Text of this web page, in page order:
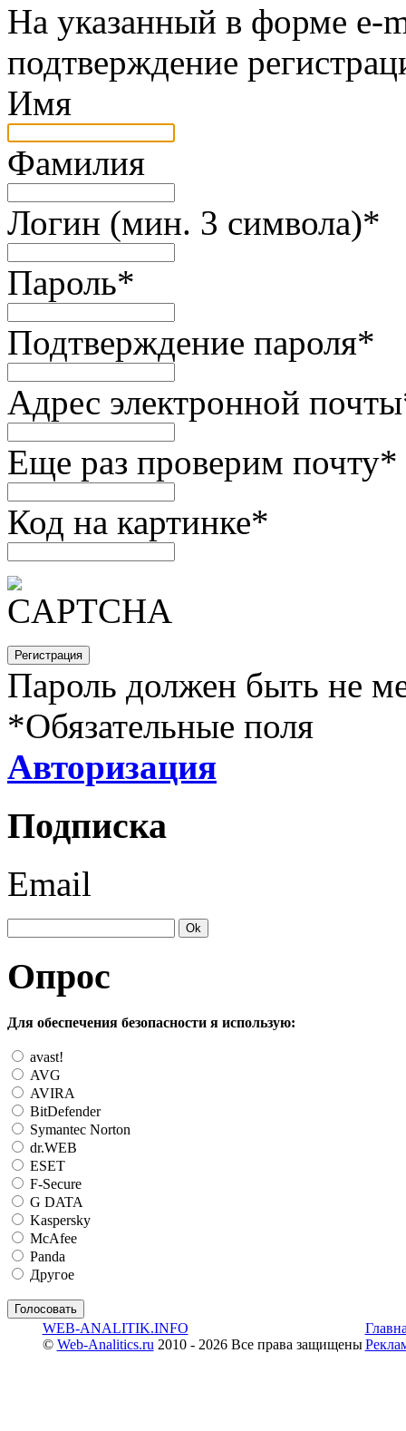
На указанный в форме e-
подтверждение
Имя
Фамилия
Логин (мин. 3 символа)*
Пароль*
Подтверждение пароля*
Адрес электронной почты
Еще раз проверим почту*
Код на картинке*
Пароль должен быть не
*Обязательные поля
Авторизация
Подписка
Email
Опрос
Для обеспечения безопасности я использую:
avast!
AVG
AVIRA
BitDefender
Symantec Norton
dr.WEB
ESET
F-Secure
G DATA
Kaspersky
McAfee
Panda
Другое
WEB-ANALITIK.INFO
© Web-Analitics.ru 2010 - 2026 Все права защищены